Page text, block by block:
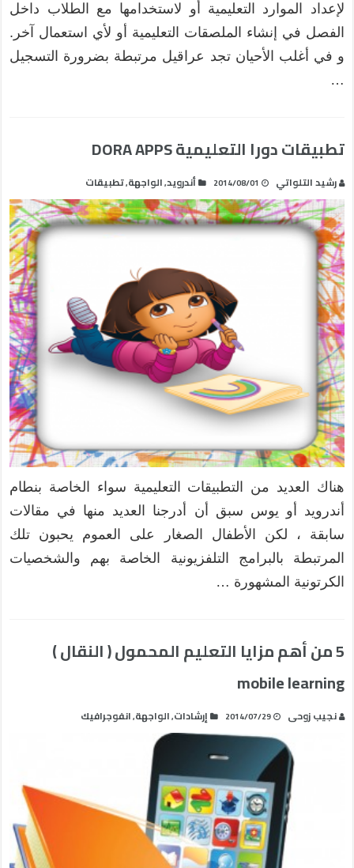
لإعداد الموارد التعليمية أو لاستخدامها مع الطلاب داخل
الفصل في إنشاء الملصقات التعليمية أو لأي استعمال آخر.
و في أغلب الأحيان تجد عراقيل مرتبطة بضرورة التسجيل
…
تطبيقات دورا التعليمية DORA APPS
رشيد التلواتي 2014/08/01 أندرويد,الواجهة,تطبيقات
هناك العديد من التطبيقات التعليمية سواء الخاصة بنطام
أندرويد أو يوس سبق أن أدرجنا العديد منها في مقالات
سابقة ، لكن الأطفال الصغار على العموم يحبون تلك
المرتبطة بالبرامج التلفزيونية الخاصة بهم والشخصيات
الكرتونية المشهورة …
5 من أهم مزايا التعليم المحمول ( النقال )
mobile learning
نجيب زوحى 2014/07/29 إرشادات,الواجهة,انفوجرافيك